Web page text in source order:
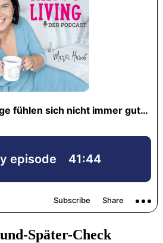
Später-Check